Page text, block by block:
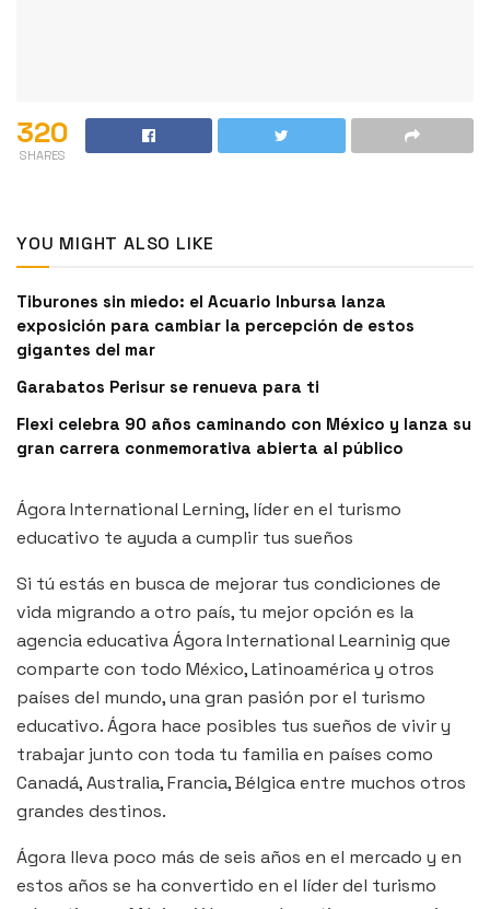
320
SHARES
YOU MIGHT ALSO LIKE
Tiburones sin miedo: el Acuario Inbursa lanza
exposición para cambiar la percepción de estos
gigantes del mar
Garabatos Perisur se renueva para ti
Flexi celebra 90 años caminando con México y lanza su
gran carrera conmemorativa abierta al público
Ágora International Lerning, líder en el turismo
educativo te ayuda a cumplir tus sueños
Si tú estás en busca de mejorar tus condiciones de
vida migrando a otro país, tu mejor opción es la
agencia educativa Ágora International Learninig que
comparte con todo México, Latinoamérica y otros
países del mundo, una gran pasión por el turismo
educativo. Ágora hace posibles tus sueños de vivir y
trabajar junto con toda tu familia en países como
Canadá, Australia, Francia, Bélgica entre muchos otros
grandes destinos.
Ágora lleva poco más de seis años en el mercado y en
estos años se ha convertido en el líder del turismo